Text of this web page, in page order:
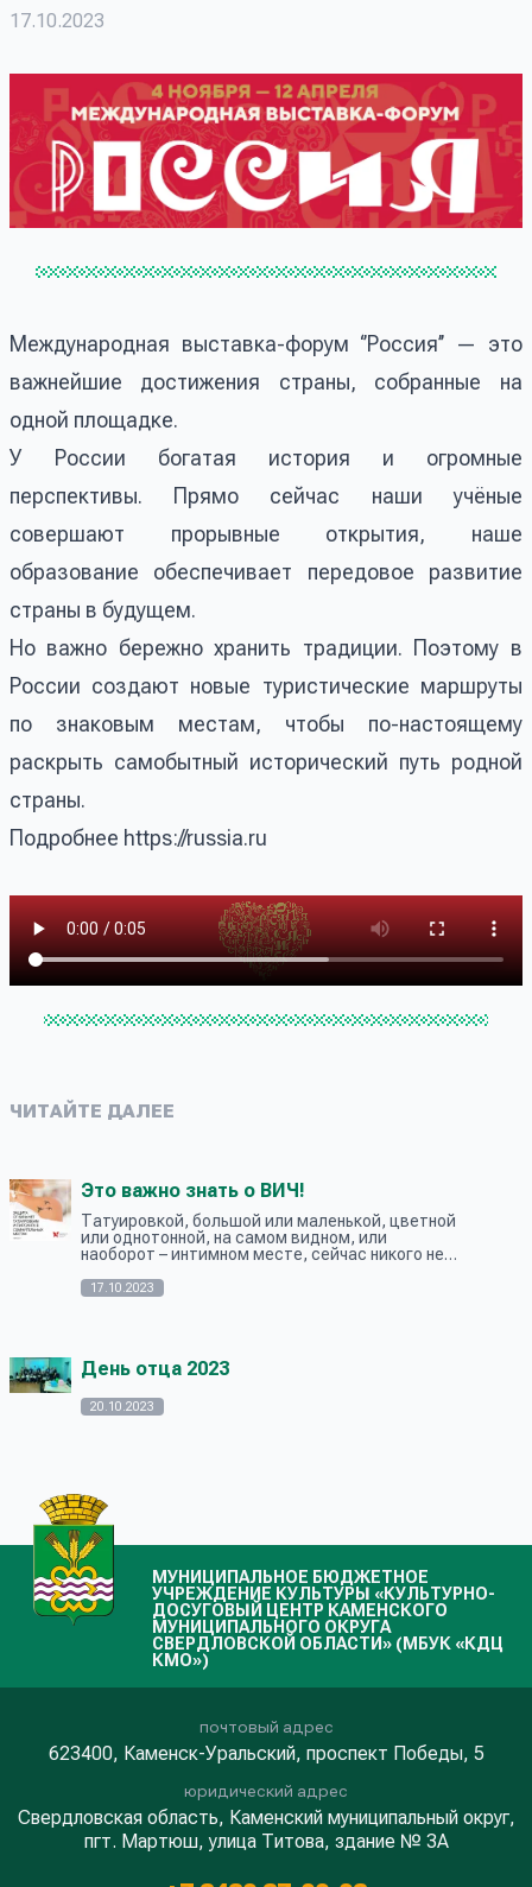
17.10.2023
Международная выставка-форум ‘’Россия’’ — это
важнейшие достижения страны, собранные на
одной площадке.
У России богатая история и огромные
перспективы. Прямо сейчас наши учёные
совершают прорывные открытия, наше
образование обеспечивает передовое развитие
страны в будущем.
Но важно бережно хранить традиции. Поэтому в
России создают новые туристические маршруты
по знаковым местам, чтобы по-настоящему
раскрыть самобытный исторический путь родной
страны.
Подробнее https://russia.ru
ЧИТАЙТЕ ДАЛЕЕ
Это важно знать о ВИЧ!
Татуировкой, большой или маленькой, цветной
или однотонной, на самом видном, или
наоборот – интимном месте, сейчас никого не
узнают, что салоны татуажа – это м...
17.10.2023
День отца 2023
20.10.2023
МУНИЦИПАЛЬНОЕ БЮДЖЕТНОЕ
УЧРЕЖДЕНИЕ КУЛЬТУРЫ «КУЛЬТУРНО-
ДОСУГОВЫЙ ЦЕНТР КАМЕНСКОГО
МУНИЦИПАЛЬНОГО ОКРУГА
СВЕРДЛОВСКОЙ ОБЛАСТИ» (МБУК «КДЦ
КМО»)
почтовый адрес
623400, Каменск-Уральский, проспект Победы, 5
юридический адрес
Свердловская область, Каменский муниципальный округ,
пгт. Мартюш, улица Титова, здание № 3А